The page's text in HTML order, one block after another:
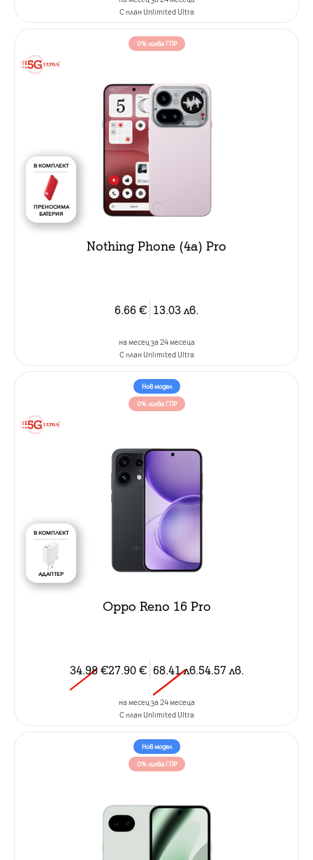
C план Unlimited Ultra
0% лихва ГПР
В КОМПЛЕКТ
ПРЕНОСИМА
БАТЕРИЯ
Nothing Phone (4a) Pro
6.66 € 13.03лв.
на месец за 24 месеца
C план Unlimited Ultra
Нов модел
0% лихва ГПР
В КОМПЛЕКТ
АДАПТЕР
Oppo Reno 16 Pro
34.98 €27.90 € 68.41лв.54.57 лв.
на месец за 24 месеца
C план Unlimited Ultra
Нов модел
0% лихва ГПР